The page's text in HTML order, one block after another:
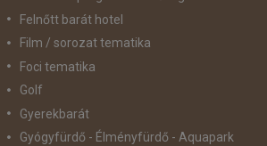
Felnőtt barát hotel
Film / sorozat tematika
Foci tematika
Golf
Gyerekbarát
Gyógyfürdő - Élményfürdő - Aquapark